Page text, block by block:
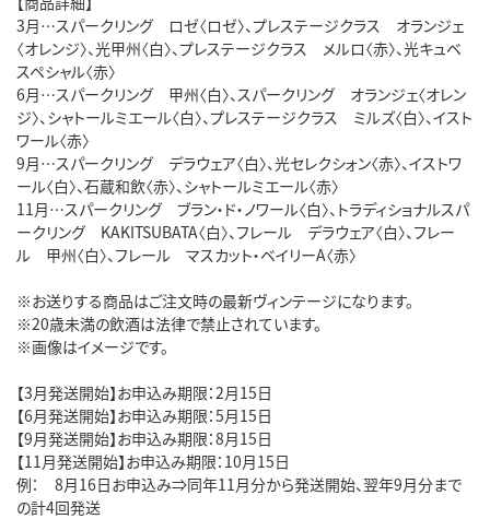
3月…スパークリング ロゼ〈ロゼ〉、プレステージクラス オランジェ
〈オレンジ〉、光甲州〈白〉、プレステージクラス メルロ〈赤〉、光キュベ
スペシャル〈赤〉
6月…スパークリング 甲州〈白〉、スパークリング オランジェ〈オレン
ジ〉、シャトールミエール〈白〉、プレステージクラス ミルズ〈白〉、イスト
ワール〈赤〉
9月…スパークリング デラウェア〈白〉、光セレクシォン〈赤〉、イストワ
ール〈白〉、石蔵和飲〈赤〉、シャトールミエール〈赤〉
11月…スパークリング ブラン・ド・ノワール〈白〉、トラディショナルスパ
ークリング KAKITSUBATA〈白〉、フレール デラウェア〈白〉、フレー
ル 甲州〈白〉、フレール マスカット・ベイリーA〈赤〉
※お送りする商品はご注文時の最新ヴィンテージになります。
※20歳未満の飲酒は法律で禁止されています。
※画像はイメージです。
【3月発送開始】お申込み期限：2月15日
【6月発送開始】お申込み期限：5月15日
【9月発送開始】お申込み期限：8月15日
【11月発送開始】お申込み期限：10月15日
例： 8月16日お申込み⇒同年11月分から発送開始、翌年9月分まで
の計4回発送